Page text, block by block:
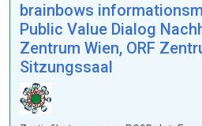
brainbows
Public Value Dialog
Zentrum Wien, ORF
Sitzungssaal